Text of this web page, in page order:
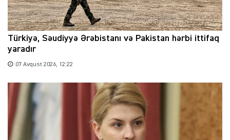
Türkiyə, Səudiyyə Ərəbistanı və Pakistan hərbi ittifaq
yaradır
07 Avqust 2026, 12:22